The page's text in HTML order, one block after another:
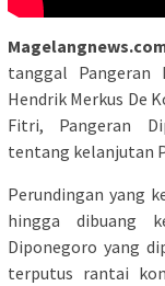
tanggal Pangeran
Hendrik Merkus De
Fitri, Pangeran
tentang kelanjutan
Perundingan yang
hingga dibuang
Diponegoro yang
terputus rantai